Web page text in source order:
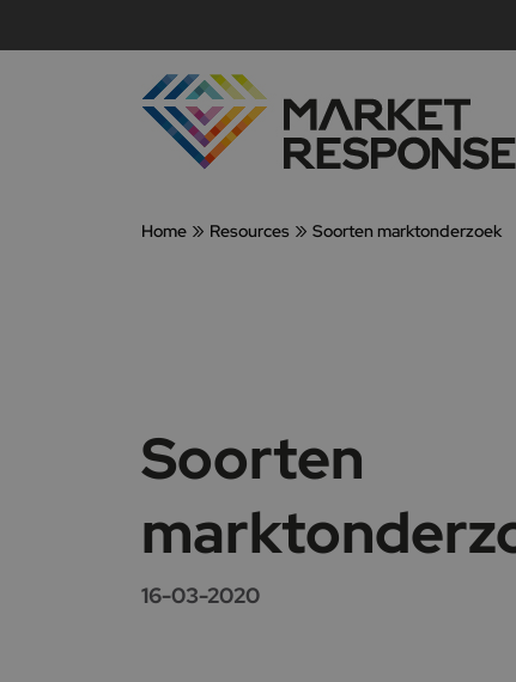
Home » Resources » Soorten marktonderzoek
Soorten
16-03-2020